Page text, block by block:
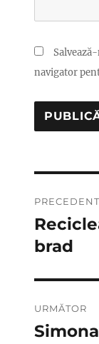
navigator
în
articole
PRECEDENT
Articolul
anterior:
brad
URMĂTOR
Articolul